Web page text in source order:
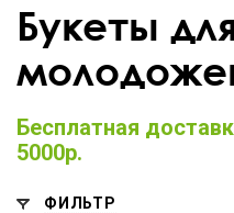
Букеты
Бесплатная
5000р.
ФИЛЬТР